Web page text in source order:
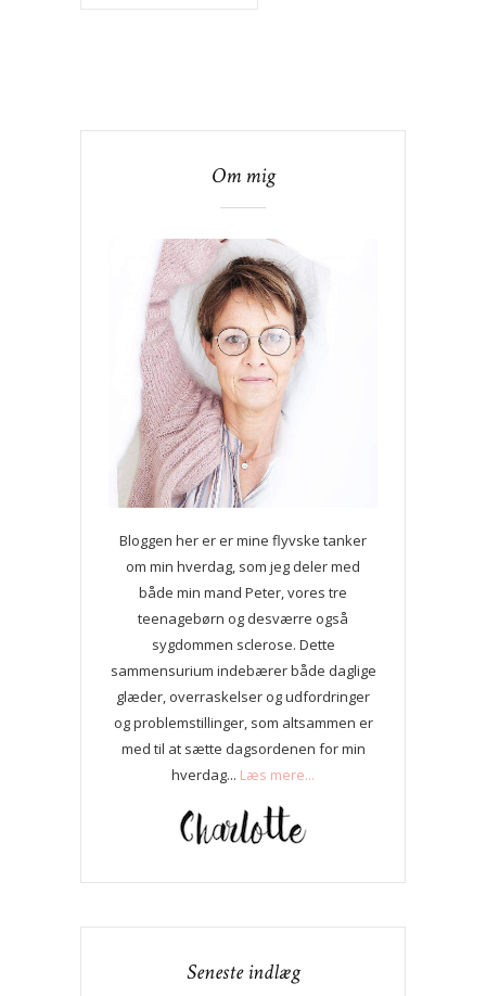
Om mig
Bloggen her er er mine flyvske tanker
om min hverdag, som jeg deler med
både min mand Peter, vores tre
teenagebørn og desværre også
sygdommen sclerose. Dette
sammensurium indebærer både daglige
glæder, overraskelser og udfordringer
og problemstillinger, som altsammen er
med til at sætte dagsordenen for min
hverdag... Læs mere...
Seneste indlæg